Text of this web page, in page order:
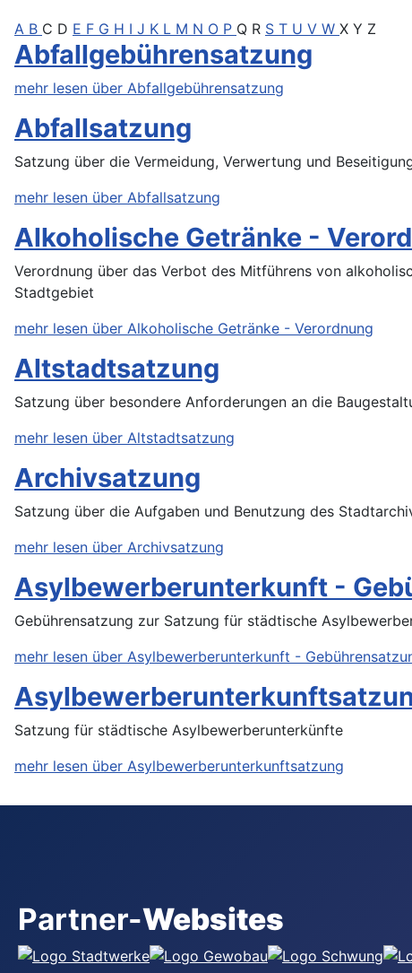
A B C D E F G H I J K L M N O P Q R S T U V W X Y Z
Abfallgebührensatzung
mehr lesen über Abfallgebührensatzung
Abfallsatzung
Satzung über die Vermeidung, Verwertung und
mehr lesen über Abfallsatzung
Alkoholische Getränke -
Verordnung über das Verbot des Mitführens von
Stadtgebiet
mehr lesen über Alkoholische Getränke - Verordnung
Altstadtsatzung
Satzung über besondere Anforderungen an die
mehr lesen über Altstadtsatzung
Archivsatzung
Satzung über die Aufgaben und Benutzung des
mehr lesen über Archivsatzung
Asylbewerberunterkunft -
Gebührensatzung zur Satzung für städtische
mehr lesen über Asylbewerberunterkunft -
Satzung für städtische Asylbewerberunterkünfte
mehr lesen über Asylbewerberunterkunftsatzung
Partner-Websites